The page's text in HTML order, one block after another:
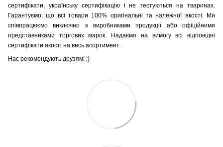
сертифікати, українську сертифікацію і не тестуються на тваринах.
Гарантуємо, що всі товари 100% оригінальні та належної якості. Ми
співпрацюємо виключно з виробниками продукції або офіційними
представниками торгових марок. Надаємо на вимогу всі відповідні
сертифікати якості на весь асортимент.
Нас рекомендують друзям! ;)